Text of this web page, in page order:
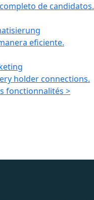
de candidatos.
eficiente.
holder connections.
fonctionnalités >